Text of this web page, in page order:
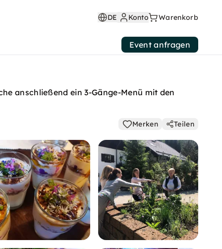
DE Konto Warenkorb
Event anfragen
anschließend ein 3-Gänge-Menü mit den
Merken Teilen